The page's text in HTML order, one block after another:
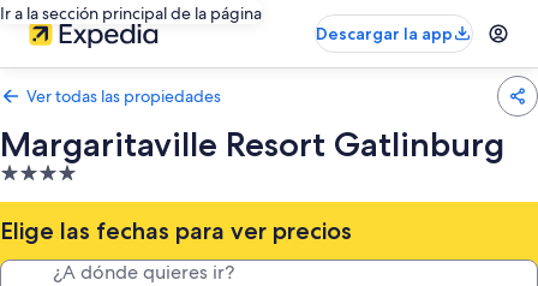
Ir a la sección principal de la página
Descargar la app
Ver todas las propiedades
Margaritaville Resort Gatlinburg
Propiedad
de
4.0
estrellas
Elige las fechas para ver precios
¿A dónde quieres ir?